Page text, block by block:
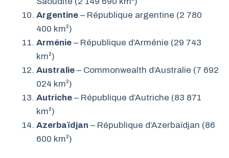
Argentine – République argentine (2 780
400 km²)
Arménie – République d’Arménie (29 743
km²)
Australie – Commonwealth d’Australie (7 692
024 km²)
Autriche – République d’Autriche (83 871
km²)
Azerbaïdjan – République d’Azerbaïdjan (86
600 km²)